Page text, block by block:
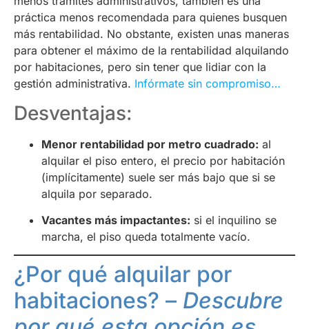
práctica menos recomendada para quienes busquen
más rentabilidad. No obstante, existen unas maneras
para obtener el máximo de la rentabilidad alquilando
por habitaciones, pero sin tener que lidiar con la
gestión administrativa. Infórmate sin compromiso…
Desventajas:
Menor rentabilidad por metro cuadrado: al
alquilar el piso entero, el precio por habitación
(implícitamente) suele ser más bajo que si se
alquila por separado.
Vacantes más impactantes: si el inquilino se
marcha, el piso queda totalmente vacío.
¿Por qué alquilar por
habitaciones? – Descubre